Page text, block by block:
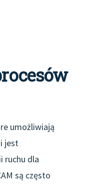
umożliwiają
jest
ruchu dla
są często